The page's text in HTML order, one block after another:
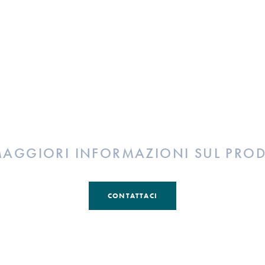
INFORMAZIONI SUL
CONTATTACI